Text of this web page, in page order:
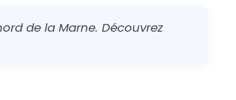
de la Marne. Découvrez